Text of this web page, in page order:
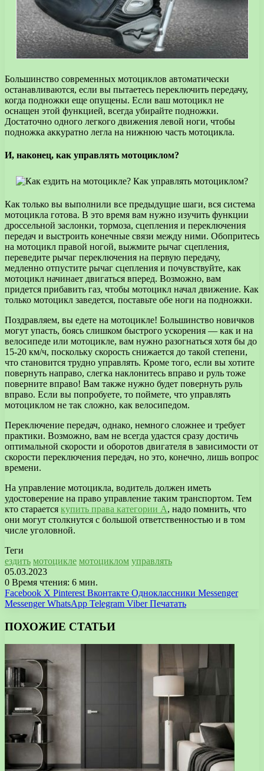
Большинство современных мотоциклов автоматически
останавливаются, если вы пытаетесь переключить передачу,
когда подножки еще опущены. Если ваш мотоцикл не
оснащен этой функцией, всегда убирайте подножки.
Достаточно одного легкого движения левой ноги, чтобы
подножка аккуратно легла на нижнюю часть мотоцикла.
И, наконец, как управлять мотоциклом?
Как только вы выполнили все предыдущие шаги, вся система
мотоцикла готова. В это время вам нужно изучить функции
дроссельной заслонки, тормоза, сцепления и переключения
передач и выстроить конечные связи между ними. Обопритесь
на мотоцикл правой ногой, выжмите рычаг сцепления,
переведите рычаг переключения на первую передачу,
медленно отпустите рычаг сцепления и почувствуйте, как
мотоцикл начинает двигаться вперед. Возможно, вам
придется прибавить газ, чтобы мотоцикл начал движение. Как
только мотоцикл заведется, поставьте обе ноги на подножки.
Поздравляем, вы едете на мотоцикле! Большинство новичков
могут упасть, боясь слишком быстрого ускорения — как и на
велосипеде или мотоцикле, вам нужно разогнаться хотя бы до
15-20 км/ч, поскольку скорость снижается до такой степени,
что становится трудно управлять. Кроме того, если вы хотите
повернуть направо, слегка наклонитесь вправо и руль тоже
поверните вправо! Вам также нужно будет повернуть руль
вправо. Если вы попробуете, то поймете, что управлять
мотоциклом не так сложно, как велосипедом.
Переключение передач, однако, немного сложнее и требует
практики. Возможно, вам не всегда удастся сразу достичь
оптимальной скорости и оборотов двигателя в зависимости от
скорости переключения передач, но это, конечно, лишь вопрос
времени.
На управление мотоцикла, водитель должен иметь
удостоверение на право управление таким транспортом. Тем
кто старается купить права категории А, надо помнить, что
они могут столкнутся с большой ответственностью и в том
числе уголовной.
Теги
ездить мотоцикле мотоциклом управлять
05.03.2023
0 Время чтения: 6 мин.
Facebook X Pinterest Вконтакте Одноклассники Messenger
Messenger WhatsApp Telegram Viber Печатать
ПОХОЖИЕ СТАТЬИ